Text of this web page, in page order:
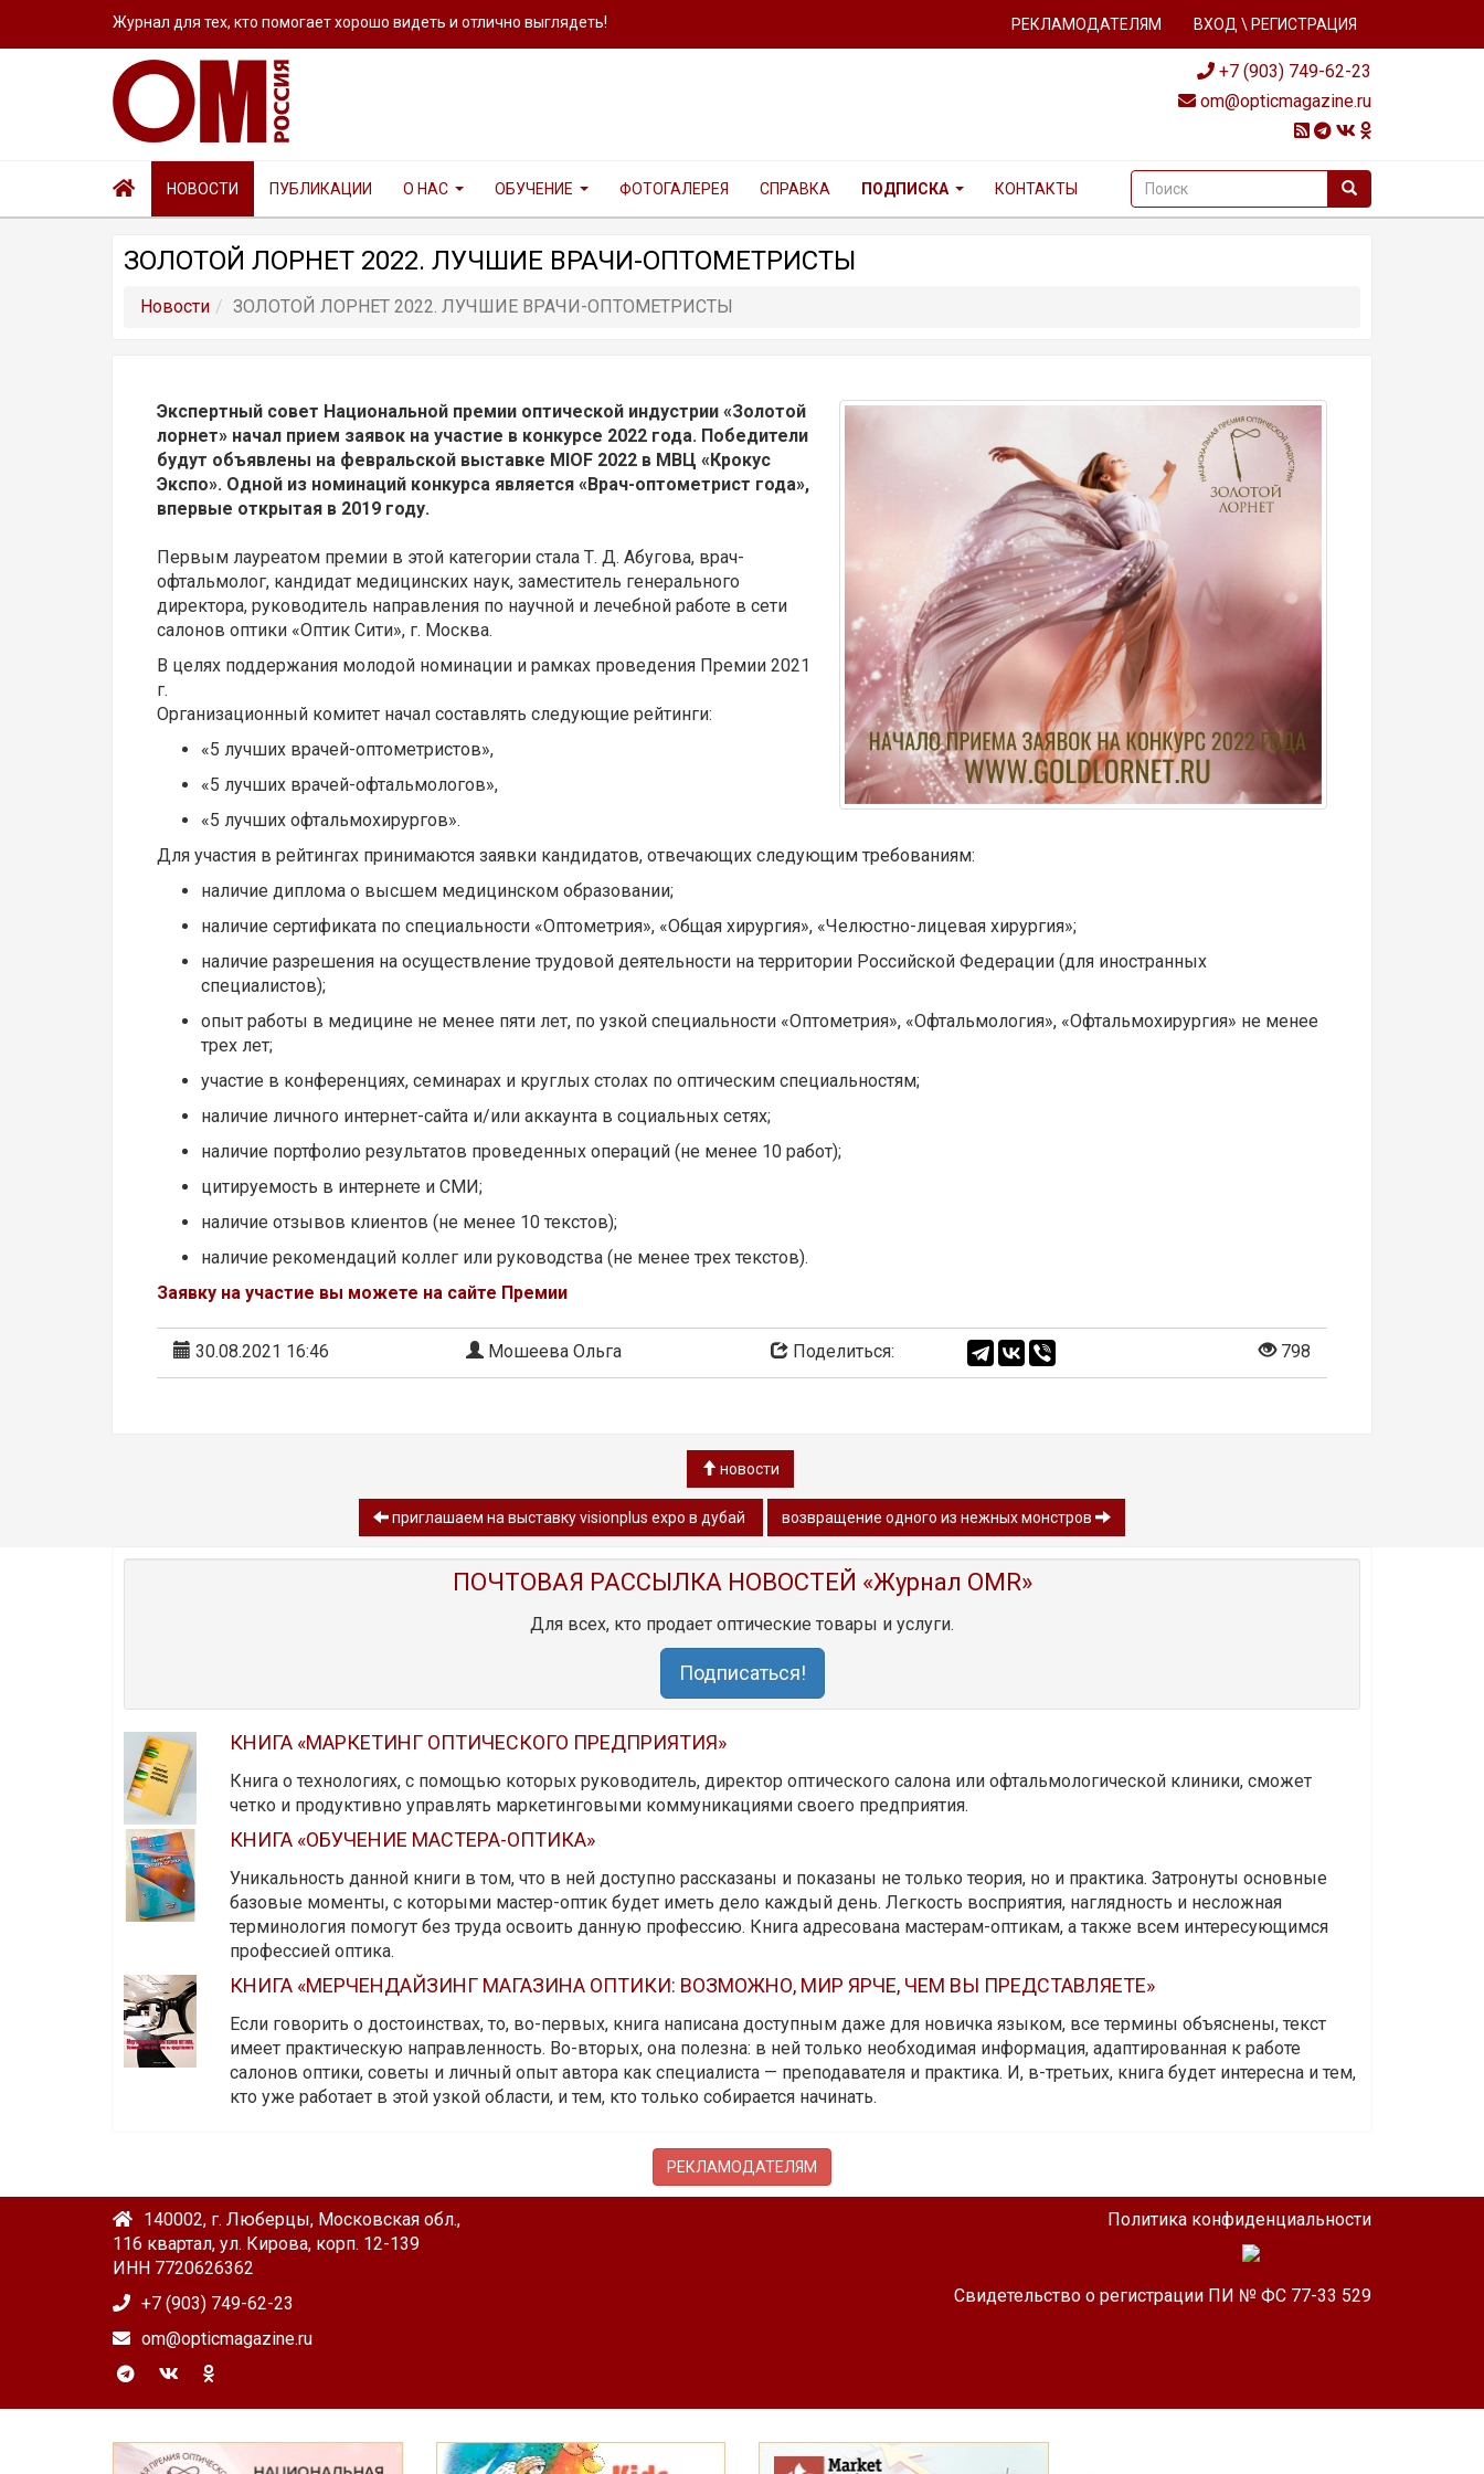
Журнал для тех, кто помогает хорошо видеть и отлично выглядеть! РЕКЛАМОДАТЕЛЯМ ВХОД \ РЕГИСТРАЦИЯ
+7 (903) 749-62-23
om@opticmagazine.ru
НОВОСТИ ПУБЛИКАЦИИ О НАС ОБУЧЕНИЕ ФОТОГАЛЕРЕЯ СПРАВКА ПОДПИСКА КОНТАКТЫ
ЗОЛОТОЙ ЛОРНЕТ 2022. ЛУЧШИЕ ВРАЧИ-ОПТОМЕТРИСТЫ
Новости ЗОЛОТОЙ ЛОРНЕТ 2022. ЛУЧШИЕ ВРАЧИ-ОПТОМЕТРИСТЫ
Экспертный совет Национальной премии оптической индустрии «Золотой
лорнет» начал прием заявок на участие в конкурсе 2022 года. Победители
будут объявлены на февральской выставке MIOF 2022 в МВЦ «Крокус
Экспо». Одной из номинаций конкурса является «Врач-оптометрист года»,
впервые открытая в 2019 году.
Первым лауреатом премии в этой категории стала Т. Д. Абугова, врач-
офтальмолог, кандидат медицинских наук, заместитель генерального
директора, руководитель направления по научной и лечебной работе в сети
салонов оптики «Оптик Сити», г. Москва.
В целях поддержания молодой номинации и рамках проведения Премии 2021
г.
Организационный комитет начал составлять следующие рейтинги:
«5 лучших врачей-оптометристов»,
«5 лучших врачей-офтальмологов»,
«5 лучших офтальмохирургов».
Для участия в рейтингах принимаются заявки кандидатов, отвечающих следующим требованиям:
наличие диплома о высшем медицинском образовании;
наличие сертификата по специальности «Оптометрия», «Общая хирургия», «Челюстно-лицевая хирургия»;
наличие разрешения на осуществление трудовой деятельности на территории Российской Федерации (для иностранных
специалистов);
опыт работы в медицине не менее пяти лет, по узкой специальности «Оптометрия», «Офтальмология», «Офтальмохирургия» не менее
трех лет;
участие в конференциях, семинарах и круглых столах по оптическим специальностям;
наличие личного интернет-сайта и/или аккаунта в социальных сетях;
наличие портфолио результатов проведенных операций (не менее 10 работ);
цитируемость в интернете и СМИ;
наличие отзывов клиентов (не менее 10 текстов);
наличие рекомендаций коллег или руководства (не менее трех текстов).
Заявку на участие вы можете на сайте Премии
30.08.2021 16:46 Мошеева Ольга Поделиться: 798
новости
приглашаем на выставку visionplus expo в дубай возвращение одного из нежных монстров
ПОЧТОВАЯ РАССЫЛКА НОВОСТЕЙ «Журнал OMR»
Для всех, кто продает оптические товары и услуги.
Подписаться!
КНИГА «МАРКЕТИНГ ОПТИЧЕСКОГО ПРЕДПРИЯТИЯ»
Книга о технологиях, с помощью которых руководитель, директор оптического салона или офтальмологической клиники, сможет
четко и продуктивно управлять маркетинговыми коммуникациями своего предприятия.
КНИГА «ОБУЧЕНИЕ МАСТЕРА-ОПТИКА»
Уникальность данной книги в том, что в ней доступно рассказаны и показаны не только теория, но и практика. Затронуты основные
базовые моменты, с которыми мастер-оптик будет иметь дело каждый день. Легкость восприятия, наглядность и несложная
терминология помогут без труда освоить данную профессию. Книга адресована мастерам-оптикам, а также всем интересующимся
профессией оптика.
КНИГА «МЕРЧЕНДАЙЗИНГ МАГАЗИНА ОПТИКИ: ВОЗМОЖНО, МИР ЯРЧЕ, ЧЕМ ВЫ ПРЕДСТАВЛЯЕТЕ»
Если говорить о достоинствах, то, во-первых, книга написана доступным даже для новичка языком, все термины объяснены, текст
имеет практическую направленность. Во-вторых, она полезна: в ней только необходимая информация, адаптированная к работе
салонов оптики, советы и личный опыт автора как специалиста — преподавателя и практика. И, в-третьих, книга будет интересна и тем,
кто уже работает в этой узкой области, и тем, кто только собирается начинать.
РЕКЛАМОДАТЕЛЯМ
140002, г. Люберцы, Московская обл.,
116 квартал, ул. Кирова, корп. 12-139
ИНН 7720626362
+7 (903) 749-62-23
om@opticmagazine.ru
Политика конфиденциальности
Свидетельство о регистрации ПИ № ФС 77-33 529